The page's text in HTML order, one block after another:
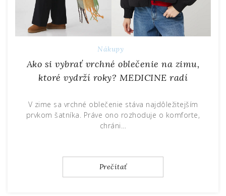
Nákupy
Ako si vybrať vrchné oblečenie na zimu,
ktoré vydrží roky? MEDICINE radí
V zime sa vrchné oblečenie stáva najdôležitejším
prvkom šatníka. Práve ono rozhoduje o komforte,
chráni…
Prečítať